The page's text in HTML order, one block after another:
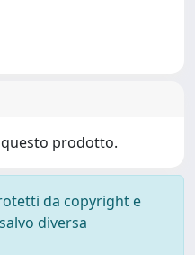
prodotto.
da copyright e
diversa